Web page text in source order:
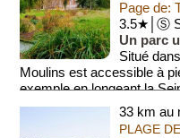
Page de:
3.5★│Ⓢ
Un parc
Situé
Moulins est accessible à
exemple en longeant la
un peu à ...
33 km au
PLAGE